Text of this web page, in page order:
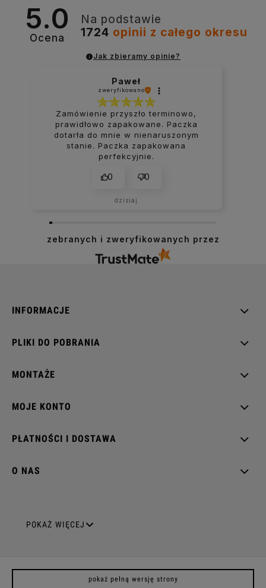
5.0
Ocena
Na podstawie
1724 opinii z całego okresu
Jak zbieramy opinie?
Paweł
zweryfikowano
Zamówienie przyszło terminowo,
prawidłowo zapakowane. Paczka
dotarła do mnie w nienaruszonym
stanie. Paczka zapakowana
perfekcyjnie.
0 0
dzisiaj
zebranych i zweryfikowanych przez
INFORMACJE
PLIKI DO POBRANIA
MONTAŻE
MOJE KONTO
PŁATNOŚCI I DOSTAWA
O NAS
GNIAZDA ELEKTRYCZNE
Gniazda podwójne z uziemieniem
POKAŻ WIĘCEJ
pokaż pełną wersję strony